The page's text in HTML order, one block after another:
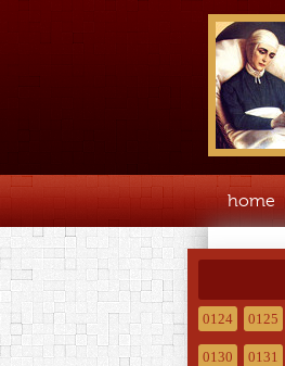
home
0124 0125
0130 0131